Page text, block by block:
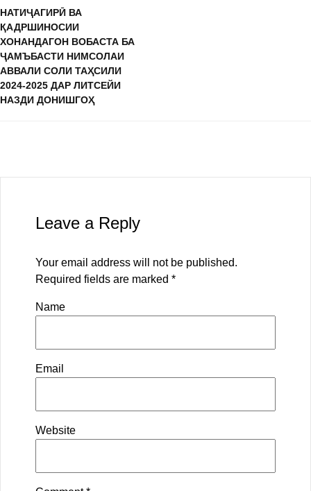
НАТИҶАГИРӢ ВА
ҚАДРШИНОСИИ
ХОНАНДАГОН ВОБАСТА БА
ҶАМЪБАСТИ НИМСОЛАИ
АВВАЛИ СОЛИ ТАҲСИЛИ
2024-2025 ДАР ЛИТСЕЙИ
НАЗДИ ДОНИШГОҲ
Leave a Reply
Your email address will not be published.
Required fields are marked *
Name
Email
Website